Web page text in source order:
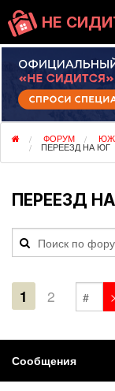
НЕ
ФОРУМ
ПЕРЕЕЗД НА ЮГ
ПЕРЕЕЗД
1 2
Сообщения